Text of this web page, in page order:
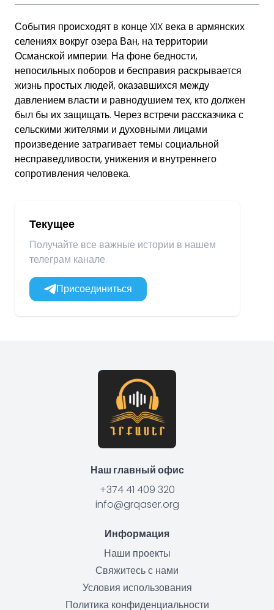
События происходят в конце XIX века в армянских
селениях вокруг озера Ван, на территории
Османской империи. На фоне бедности,
непосильных поборов и бесправия раскрывается
жизнь простых людей, оказавшихся между
давлением власти и равнодушием тех, кто должен
был бы их защищать. Через встречи рассказчика с
сельскими жителями и духовными лицами
произведение затрагивает темы социальной
несправедливости, унижения и внутреннего
сопротивления человека.
Текущее
Получайте все важные истории в нашем
телеграм канале.
Присоединиться
Наш главный офис
+374 41 409 320
info@grqaser.org
Информация
Наши проекты
Свяжитесь с нами
Условия использования
Политика конфиденциальности